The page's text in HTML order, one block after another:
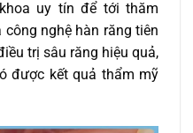
uy tín để tới thăm
nghệ hàn răng tiên
trị sâu răng hiệu quả,
được kết quả thẩm mỹ